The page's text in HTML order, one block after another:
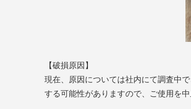
【破損原因】
現在、原因については社内にて調査中
する可能性がありますので、ご使用を